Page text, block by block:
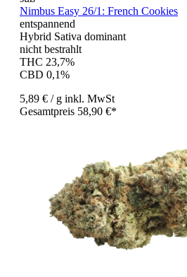
Nimbus Easy 26/1: French Cookies
entspannend
Hybrid Sativa dominant
nicht bestrahlt
THC 23,7%
CBD 0,1%
5,89 € / g inkl. MwSt
Gesamtpreis 58,90 €*